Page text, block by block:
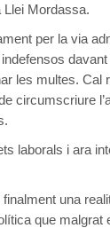
Mordassa.
per la via
les multes. Cal
circumscriure
laborals i ara
una
que malgrat